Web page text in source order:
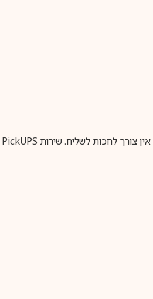
צורך לחכות לשליח. שירות PickUPS